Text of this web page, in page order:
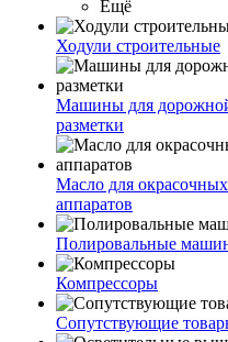
Ещё
Ходули строительные
Машины для
разметки
Масло для окрасочных
аппаратов
Полировальные
Компрессоры
Сопутствующие